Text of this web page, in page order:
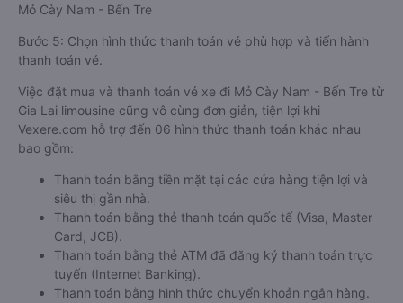
Mỏ Cày Nam - Bến Tre
Bước 5: Chọn hình thức thanh toán vé phù hợp và tiến hành
thanh toán vé.
Việc đặt mua và thanh toán vé xe đi Mỏ Cày Nam - Bến Tre từ
Gia Lai limousine cũng vô cùng đơn giản, tiện lợi khi
Vexere.com hỗ trợ đến 06 hình thức thanh toán khác nhau
bao gồm:
Thanh toán bằng tiền mặt tại các cửa hàng tiện lợi và
siêu thị gần nhà.
Thanh toán bằng thẻ thanh toán quốc tế (Visa, Master
Card, JCB).
Thanh toán bằng thẻ ATM đã đăng ký thanh toán trực
tuyến (Internet Banking).
Thanh toán bằng hình thức chuyển khoản ngân hàng.